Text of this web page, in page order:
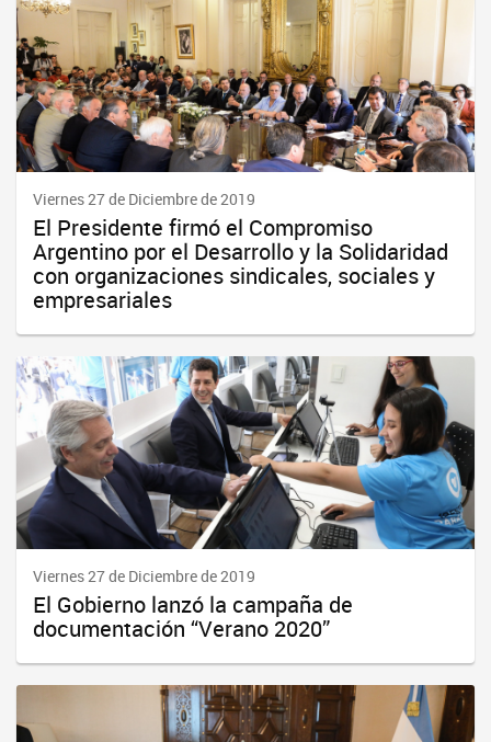
Viernes 27 de Diciembre de 2019
El Presidente firmó el Compromiso
Argentino por el Desarrollo y la Solidaridad
con organizaciones sindicales, sociales y
empresariales
Viernes 27 de Diciembre de 2019
El Gobierno lanzó la campaña de
documentación “Verano 2020”